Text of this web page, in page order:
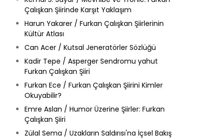
Çalışkan Şiirinde Karşıt Yaklaşım
Harun Yakarer / Furkan Çalışkan Şiirlerinin
Kültür Atlası
Can Acer / Kutsal Jeneratörler Sözlüğü
Kadir Tepe / Asperger Sendromu yahut
Furkan Çalışkan Şiiri
Furkan Ece / Furkan Çalışkan Şiirini Kimler
Okuyabilir?
Emre Aslan / Humor Üzerine Şiirler: Furkan
Çalışkan Şiiri
Zülal Sema / Uzakların Saldırısı'na İçsel Bakış